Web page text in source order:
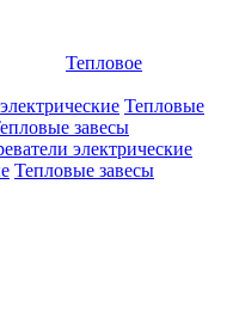
Тепловое
Тепловые
завесы
электрические
Тепловые завесы